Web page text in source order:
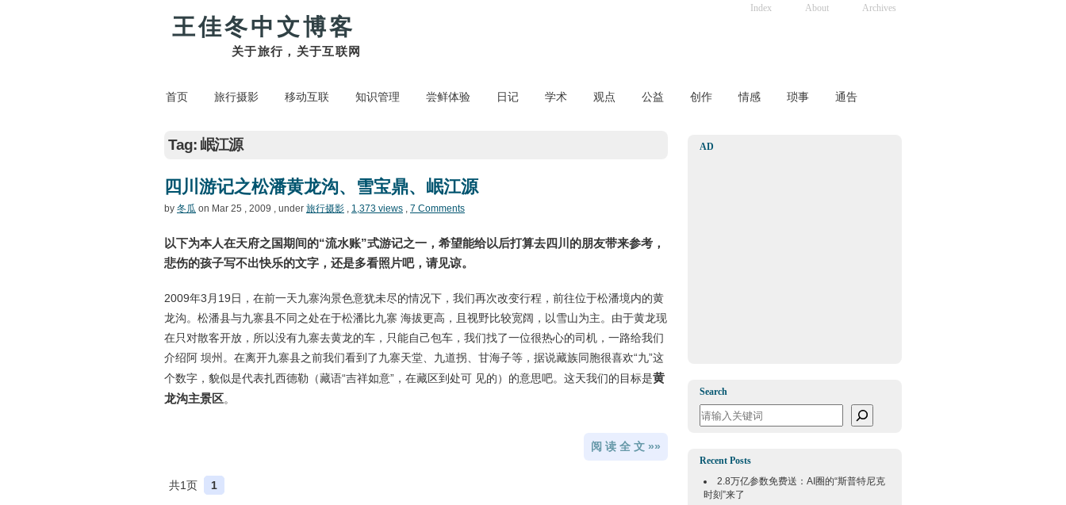
王佳冬中文博客
关于旅行，关于互联网
Index About Archives
首页 旅行摄影 移动互联 知识管理 尝鲜体验 日记 学术 观点 公益 创作 情感 琐事 通告
Tag: 岷江源
四川游记之松潘黄龙沟、雪宝鼎、岷江源
by 冬瓜 on Mar 25 , 2009 , under 旅行摄影 , 1,373 views , 7 Comments
以下为本人在天府之国期间的“流水账”式游记之一，希望能给以后打算去四川的朋友带来参考，
悲伤的孩子写不出快乐的文字，还是多看照片吧，请见谅。
2009年3月19日，在前一天九寨沟景色意犹未尽的情况下，我们再次改变行程，前往位于松潘境内的黄
龙沟。松潘县与九寨县不同之处在于松潘比九寨 海拔更高，且视野比较宽阔，以雪山为主。由于黄龙现
在只对散客开放，所以没有九寨去黄龙的车，只能自己包车，我们找了一位很热心的司机，一路给我们
介绍阿 坝州。在离开九寨县之前我们看到了九寨天堂、九道拐、甘海子等，据说藏族同胞很喜欢“九”这
个数字，貌似是代表扎西德勒（藏语“吉祥如意”，在藏区到处可 见的）的意思吧。这天我们的目标是黄
龙沟主景区。
阅 读 全 文 »»
共1页 1
AD
Search
Search
Recent Posts
2.8万亿参数免费送：AI圈的“斯普特尼克
时刻”来了